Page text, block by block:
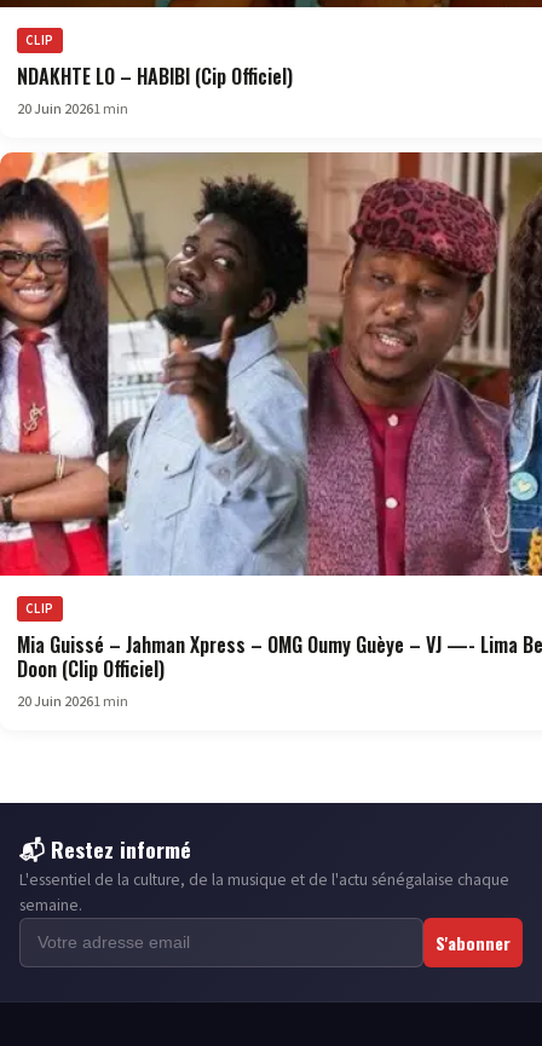
CLIP
NDAKHTE LO – HABIBI (Cip Officiel)
20 Juin 20261 min
CLIP
Mia Guissé – Jahman Xpress – OMG Oumy Guèye – VJ —- Lima
Doon (Clip Officiel)
20 Juin 20261 min
📬 Restez informé
L'essentiel de la culture, de la musique et de l'actu sénégalaise chaque
semaine.
S'abonner